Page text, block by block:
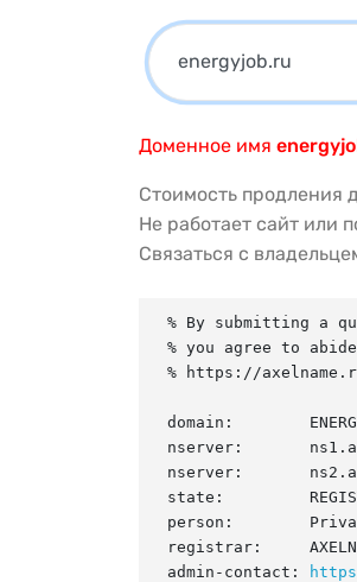
Доменное имя
Стоимость продления
Не работает сайт или
Связаться с
% By submitting a
% you agree to
% https://
domain:
nserver:
nserver:
state:
person:
registrar:
admin-contact: